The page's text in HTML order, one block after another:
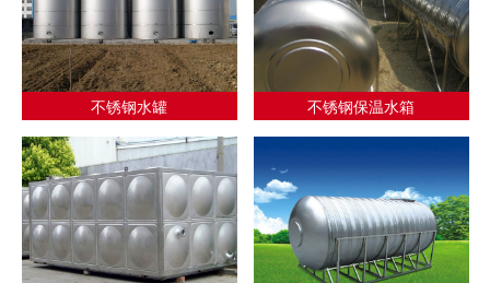
不锈钢水罐 不锈钢保温水箱